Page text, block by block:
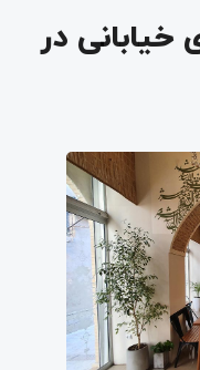
در